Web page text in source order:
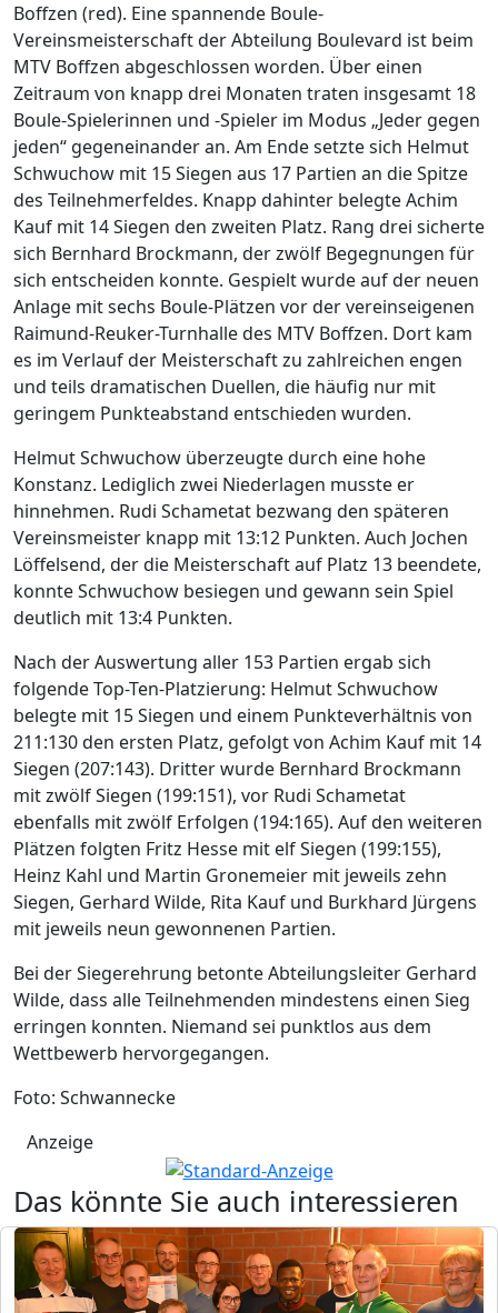
Boffzen (red). Eine spannende Boule-
Vereinsmeisterschaft der Abteilung Boulevard ist beim
MTV Boffzen abgeschlossen worden. Über einen
Zeitraum von knapp drei Monaten traten insgesamt 18
Boule-Spielerinnen und -Spieler im Modus „Jeder gegen
jeden“ gegeneinander an. Am Ende setzte sich Helmut
Schwuchow mit 15 Siegen aus 17 Partien an die Spitze
des Teilnehmerfeldes. Knapp dahinter belegte Achim
Kauf mit 14 Siegen den zweiten Platz. Rang drei sicherte
sich Bernhard Brockmann, der zwölf Begegnungen für
sich entscheiden konnte. Gespielt wurde auf der neuen
Anlage mit sechs Boule-Plätzen vor der vereinseigenen
Raimund-Reuker-Turnhalle des MTV Boffzen. Dort kam
es im Verlauf der Meisterschaft zu zahlreichen engen
und teils dramatischen Duellen, die häufig nur mit
geringem Punkteabstand entschieden wurden.
Helmut Schwuchow überzeugte durch eine hohe
Konstanz. Lediglich zwei Niederlagen musste er
hinnehmen. Rudi Schametat bezwang den späteren
Vereinsmeister knapp mit 13:12 Punkten. Auch Jochen
Löffelsend, der die Meisterschaft auf Platz 13 beendete,
konnte Schwuchow besiegen und gewann sein Spiel
deutlich mit 13:4 Punkten.
Nach der Auswertung aller 153 Partien ergab sich
folgende Top-Ten-Platzierung: Helmut Schwuchow
belegte mit 15 Siegen und einem Punkteverhältnis von
211:130 den ersten Platz, gefolgt von Achim Kauf mit 14
Siegen (207:143). Dritter wurde Bernhard Brockmann
mit zwölf Siegen (199:151), vor Rudi Schametat
ebenfalls mit zwölf Erfolgen (194:165). Auf den weiteren
Plätzen folgten Fritz Hesse mit elf Siegen (199:155),
Heinz Kahl und Martin Gronemeier mit jeweils zehn
Siegen, Gerhard Wilde, Rita Kauf und Burkhard Jürgens
mit jeweils neun gewonnenen Partien.
Bei der Siegerehrung betonte Abteilungsleiter Gerhard
Wilde, dass alle Teilnehmenden mindestens einen Sieg
erringen konnten. Niemand sei punktlos aus dem
Wettbewerb hervorgegangen.
Foto: Schwannecke
Anzeige
Das könnte Sie auch interessieren